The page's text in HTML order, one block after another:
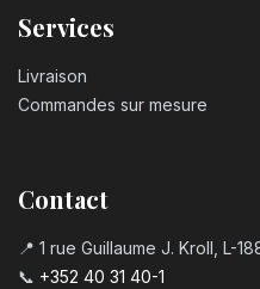
Services
Livraison
Commandes sur mesure
Contact
📍 1 rue Guillaume J. Kroll, L-
📞 +352 40 31 40-1